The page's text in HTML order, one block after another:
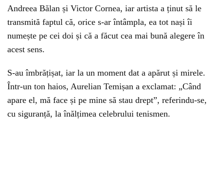
Andreea Bălan și Victor Cornea, iar artista a ținut să le
transmită faptul că, orice s-ar întâmpla, ea tot nași îi
numește pe cei doi și că a făcut cea mai bună alegere în
acest sens.
S-au îmbrățișat, iar la un moment dat a apărut și mirele.
Într-un ton haios, Aurelian Temișan a exclamat: „Când
apare el, mă face și pe mine să stau drept”, referindu-se,
cu siguranță, la înălțimea celebrului tenismen.